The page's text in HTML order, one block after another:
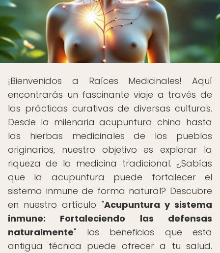
¡Bienvenidos a Raíces Medicinales! Aquí
encontrarás un fascinante viaje a través de
las prácticas curativas de diversas culturas.
Desde la milenaria acupuntura china hasta
las hierbas medicinales de los pueblos
originarios, nuestro objetivo es explorar la
riqueza de la medicina tradicional. ¿Sabías
que la acupuntura puede fortalecer el
sistema inmune de forma natural? Descubre
en nuestro artículo "Acupuntura y sistema
inmune: Fortaleciendo las defensas
naturalmente" los beneficios que esta
antigua técnica puede ofrecer a tu salud.